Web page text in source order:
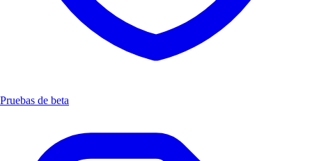
Pruebas de beta